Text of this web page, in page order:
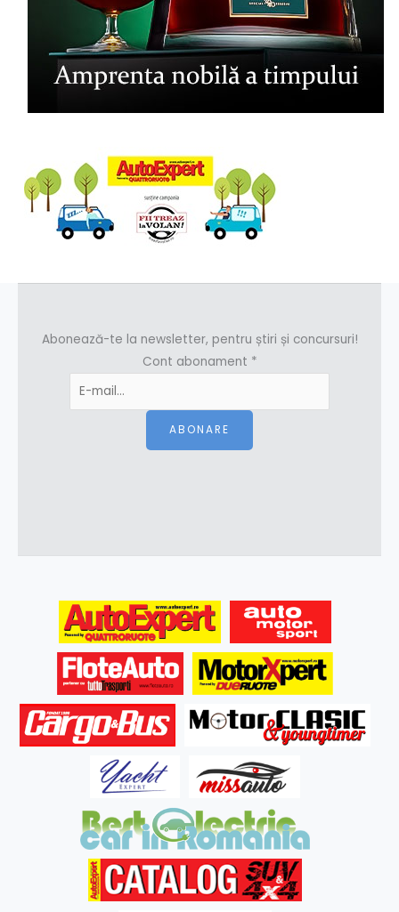
Abonează-te la newsletter, pentru știri și concursuri!
Cont abonament *
ABONARE